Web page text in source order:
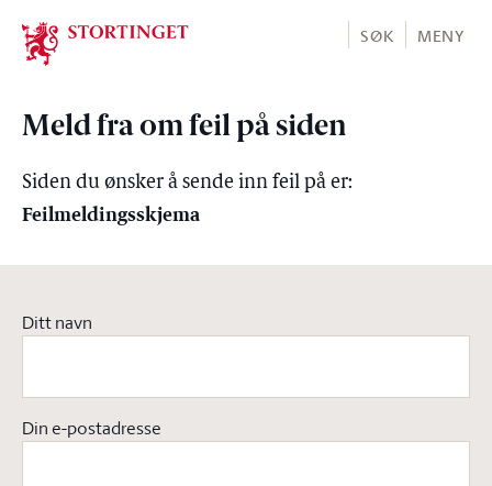
Stortinget.no
SØK MENY
Meld fra om feil på siden
Siden du ønsker å sende inn feil på er:
Feilmeldingsskjema
Ditt navn
Din e-postadresse